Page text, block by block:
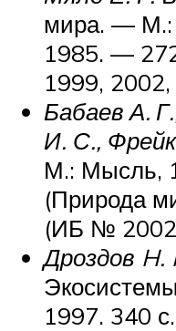
мира. — М.:
1985. —
1999,
Бабаев А.
И. С.,
М.: Мысль,
(Природа
(ИБ №
Дроздов H.
1997. 340 с.